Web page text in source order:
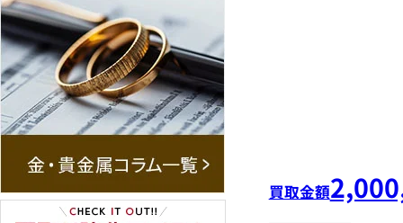
買取金額